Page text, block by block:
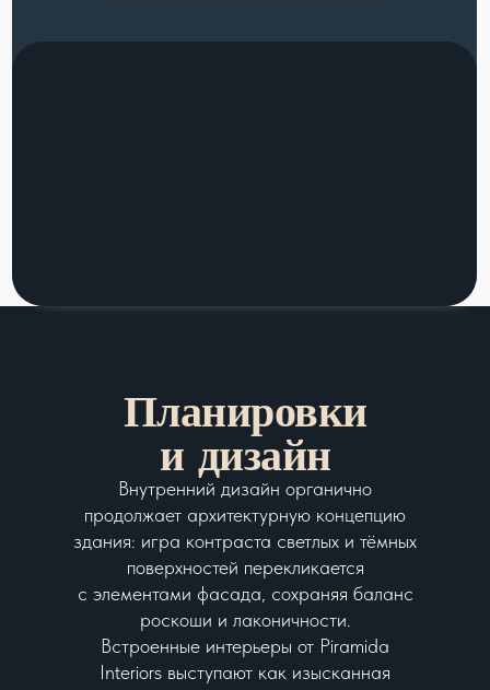
Планировки
и дизайн
Внутренний дизайн органично
продолжает архитектурную концепцию
здания: игра контраста светлых и тёмных
поверхностей перекликается
с элементами фасада, сохраняя баланс
роскоши и лаконичности.
Встроенные интерьеры от Piramida
Interiors выступают как изысканная